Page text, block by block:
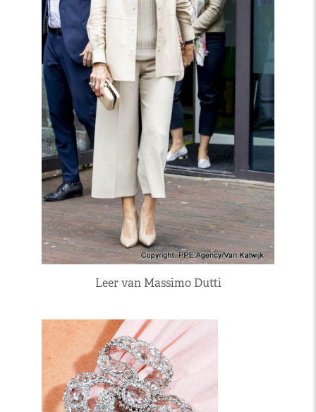
Leer van Massimo Dutti